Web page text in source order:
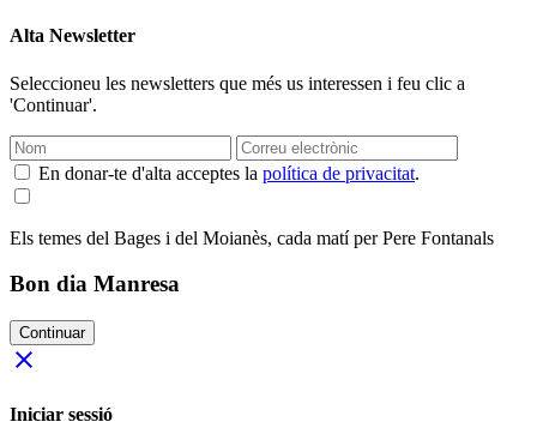
Alta Newsletter
Seleccioneu les newsletters que més us interessen i feu clic a
'Continuar'.
En donar-te d'alta acceptes la política de privacitat.
Els temes del Bages i del Moianès, cada matí per Pere Fontanals
Bon dia Manresa
Continuar
close
Iniciar sessió